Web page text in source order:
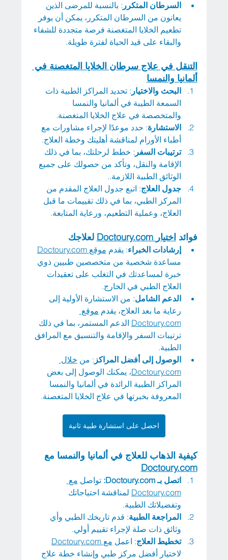
السرطان المتكرر : بالنسبة للمرضى الذين
يعانون من السرطان المتكرر، يمكن أن يوفر
تطعيم الخلايا المتغصنة فرصة متجددة للشفاء
والبقاء على قيد الحياة لفترة طويلة.
التنقل في علاج سرطان الخلايا المتغصنة في
ألمانيا والنمسا
البحث والاختيار : تحديد المراكز الطبية ذات
السمعة الطيبة في ألمانيا والنمسا
والمتخصصة في علاج الخلايا المتغصنة.
الاستشارة: حدد موعدًا لإجراء مشاورات مع
أطباء الأورام لمناقشة أهليتك وخطة العلاج.
ترتيبات السفر : خطط لرحلتك، بما في ذلك
الإقامة والنقل، وتأكد من حصولك على جميع
الوثائق الطبية اللازمة..
جدول العلاج: اتبع جدول العلاج المقدم من
المركز الطبي، بما في ذلك تقييمات ما قبل
العلاج، وعملية التطعيم، ورعاية المتابعة.
فوائد اختيار Doctoury.com لعلاجك
إرشادات الخبراء: يقدم موقع Doctoury.com
مساعدة شخصية من متخصصين طبيين ذوي
خبرة لمساعدتك في التغلب على تعقيدات
العلاج الطبي في الخارج.
الدعم الشامل: من الاستشارة الأولية إلى
رعاية ما بعد العلاج، يقدم موقع
Doctoury.com الدعم المستمر، بما في ذلك
ترتيبات السفر والإقامة والتنسيق مع المرافق
الطبية.
الوصول إلى أفضل المراكز : من خلال
Doctoury.com، يمكنك الوصول إلى بعض
المراكز الطبية الرائدة في ألمانيا والنمسا
المعروفة بخبرتها في علاج الخلايا المتغصنة.
احصل على استشارة طبية ثانية
كيفية الذهاب للعلاج في ألمانيا والنمسا مع
Doctoury.com
اتصل بـ Doctoury.com: تواصل مع
Doctoury.com لمناقشة احتياجاتك
وتفضيلاتك الطبية.
المراجعة الطبية: قدم تاريخك الطبي وأي
وثائق ذات صلة لإجراء تقييم أولي.
تخطيط العلاج: اعمل مع Doctoury.com
لاختيار أفضل مركز طبي وإنشاء خطة علاج